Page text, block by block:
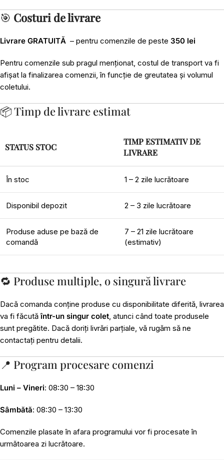
🎯 Costuri de livrare
Livrare GRATUITĂ – pentru comenzile de peste 350 lei
Pentru comenzile sub pragul menționat, costul de transport va fi
afișat la finalizarea comenzii, în funcție de greutatea și volumul
coletului.
📦 Timp de livrare estimat
STATUS STOC
TIMP ESTIMATIV DE
LIVRARE
În stoc 1 – 2 zile lucrătoare
Disponibil depozit 2 – 3 zile lucrătoare
Produse aduse pe bază de
comandă
7 – 21 zile lucrătoare
(estimativ)
🔁 Produse multiple, o singură livrare
Dacă comanda conține produse cu disponibilitate diferită, livrarea
va fi făcutăîntr-un singur colet, atunci când toate produsele
sunt pregătite. Dacă doriți livrări parțiale, vă rugăm să ne
contactați pentru detalii.
📍 Program procesare comenzi
Luni – Vineri: 08:30 – 18:30
Sâmbătă: 08:30 – 13:30
Comenzile plasate în afara programului vor fi procesate în
următoarea zi lucrătoare.